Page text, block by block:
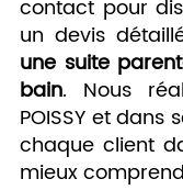
contact pour
un devis
une suite
bain. Nous
POISSY et
chaque client
mieux